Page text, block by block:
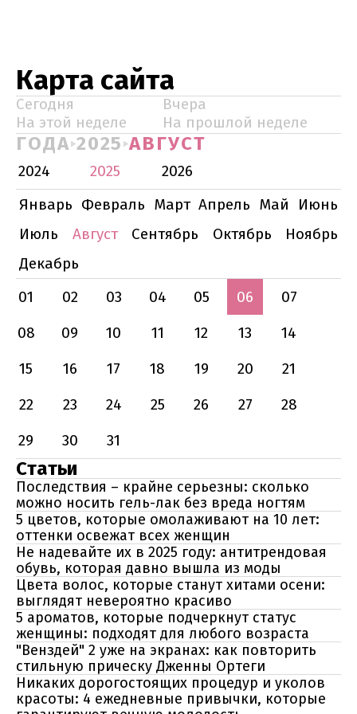
Карта сайта
Сегодня
Вчера
На этой неделе
На прошлой неделе
ГОДА 2025 АВГУСТ
2024 2025
2026
Январь Февраль Март Апрель Май
Июнь
Июль
Август Сентябрь Октябрь
Ноябрь
Декабрь
01
02 03 04 05 06
07
08
09 10 11 12 13
14
15
16 17 18 19 20
21
22
23 24 25 26 27
28
29
30 31
Статьи
Последствия – крайне серьезны: сколько
можно носить гель-лак без вреда ногтям
5 цветов, которые омолаживают на 10 лет:
оттенки освежат всех женщин
Не надевайте их в 2025 году: антитрендовая
обувь, которая давно вышла из моды
Цвета волос, которые станут хитами осени:
выглядят невероятно красиво
5 ароматов, которые подчеркнут статус
женщины: подходят для любого возраста
"Венздей" 2 уже на экранах: как повторить
стильную прическу Дженны Ортеги
Никаких дорогостоящих процедур и уколов
красоты: 4 ежедневные привычки, которые